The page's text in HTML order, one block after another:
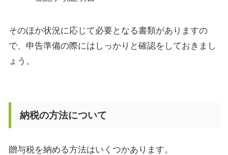
そのほか状況に応じて必要となる書類がありますの
で、申告準備の際にはしっかりと確認をしておきまし
ょう。
納税の方法について
贈与税を納める方法はいくつかあります。